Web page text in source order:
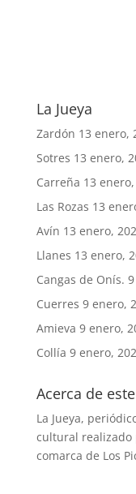
La Jueya
Zardón 13 enero,
Sotres 13 enero,
Carreña 13
Las Rozas 13
Avín 13 enero,
Llanes 13 enero,
Cangas de Onís.
Cuerres 9 enero,
Amieva 9 enero,
Collía 9 enero,
Acerca de
La Jueya,
cultural realizado
comarca de Los